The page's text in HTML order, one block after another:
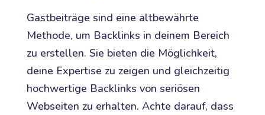
Gastbeiträge sind eine altbewährte
Methode, um Backlinks in deinem Bereich
zu erstellen. Sie bieten die Möglichkeit,
deine Expertise zu zeigen und gleichzeitig
hochwertige Backlinks von seriösen
Webseiten zu erhalten. Achte darauf, dass